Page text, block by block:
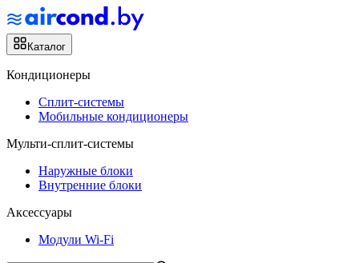
Каталог
Кондиционеры
Сплит-системы
Мобильные кондиционеры
Мульти-сплит-системы
Наружные блоки
Внутренние блоки
Аксессуары
Модули Wi-Fi